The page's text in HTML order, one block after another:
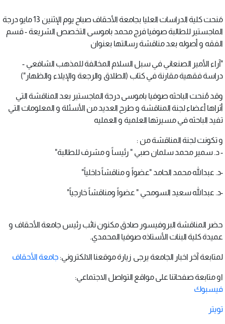
مَنحت كلية الدراسات العليا بجامعة الأحقاف صباح يوم الإثنين 13 مايو درجة
الماجستير للطالبة صوفيا فرج محمد باموسى التخصص الشريعة - قسم
الفقه و أصوله بعد مناقشة رسالتها بعنوان
"آراء الأمير الصنعاني في سبل السلام المخالفة للمذهب الشافعي -
دراسة فقهية مقارنة في كتاب (الطلاق والرجعة والإيلاء والظهار")
وقد مُنحت الباحثه صوفيا باموسى درجة الماجستير بعد المناقشة التي
أثراها أعضاء لجنة المناقشة و طرح العديد من الأسئلة و المعلومات التي
تفيد الباحثه في مسيرتها العلمية و العمليه
و تكونت لجنة المناقشة من :
- د. سمير محمد سلمان صبي " رئيساً و مشرف للطالبة"
-د. عبدالله محمد الحامد "عضواً و مناقشاً داخلياً"
-د. عبدالله سعيد السومحي " عضواً ومناقشاً خارجياً"
حضر المناقشة البروفيسور صادق مكنون نائب رئيس جامعة الأحقاف و
عميدة كلية البنات الأستاذه صوفيا المحمدي.
لمتابعة آخر اخبار الجامعة يرجى زيارة موقعنا الالكتروني: جامعة الأحقاف
او متابعة صفحاتنا على مواقع التواصل الاجتماعي:
فيسبوك
تويتر